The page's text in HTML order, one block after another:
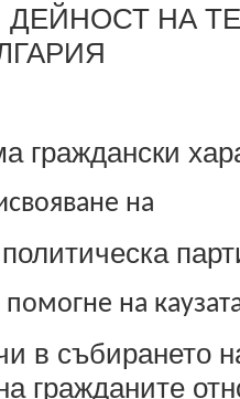
НА
граждански
на
на
в събирането
гражданите